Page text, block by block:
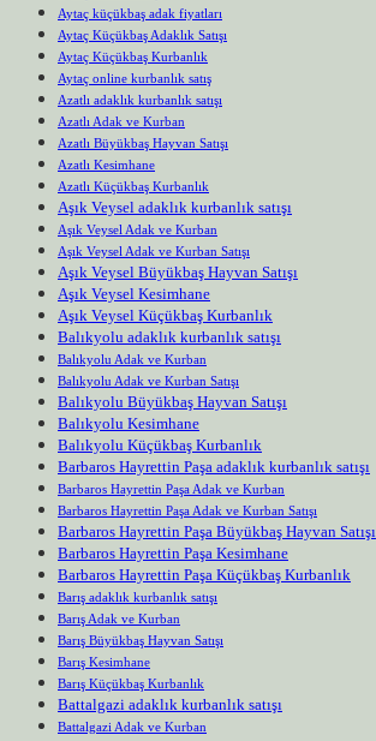
Aytaç küçükbaş adak fiyatları
Aytaç Küçükbaş Adaklık Satışı
Aytaç Küçükbaş Kurbanlık
Aytaç online kurbanlık satış
Azatlı adaklık kurbanlık satışı
Azatlı Adak ve Kurban
Azatlı Büyükbaş Hayvan Satışı
Azatlı Kesimhane
Azatlı Küçükbaş Kurbanlık
Aşık Veysel adaklık kurbanlık satışı
Aşık Veysel Adak ve Kurban
Aşık Veysel Adak ve Kurban Satışı
Aşık Veysel Büyükbaş Hayvan Satışı
Aşık Veysel Kesimhane
Aşık Veysel Küçükbaş Kurbanlık
Balıkyolu adaklık kurbanlık satışı
Balıkyolu Adak ve Kurban
Balıkyolu Adak ve Kurban Satışı
Balıkyolu Büyükbaş Hayvan Satışı
Balıkyolu Kesimhane
Balıkyolu Küçükbaş Kurbanlık
Barbaros Hayrettin Paşa adaklık kurbanlık satışı
Barbaros Hayrettin Paşa Adak ve Kurban
Barbaros Hayrettin Paşa Adak ve Kurban Satışı
Barbaros Hayrettin Paşa Büyükbaş Hayvan Satışı
Barbaros Hayrettin Paşa Kesimhane
Barbaros Hayrettin Paşa Küçükbaş Kurbanlık
Barış adaklık kurbanlık satışı
Barış Adak ve Kurban
Barış Büyükbaş Hayvan Satışı
Barış Kesimhane
Barış Küçükbaş Kurbanlık
Battalgazi adaklık kurbanlık satışı
Battalgazi Adak ve Kurban